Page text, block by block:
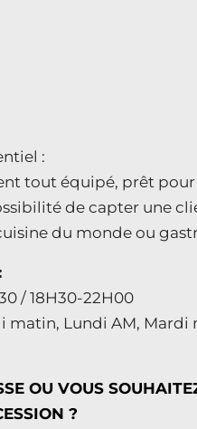
:
tout équipé, prêt
de capter une
du monde ou
/ 18H30-22H00
matin, Lundi AM, Mardi
OU VOUS
?